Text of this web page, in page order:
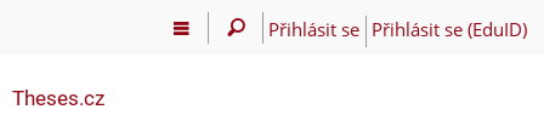
Přihlásit se Přihlásit se (EduID)
Theses.cz